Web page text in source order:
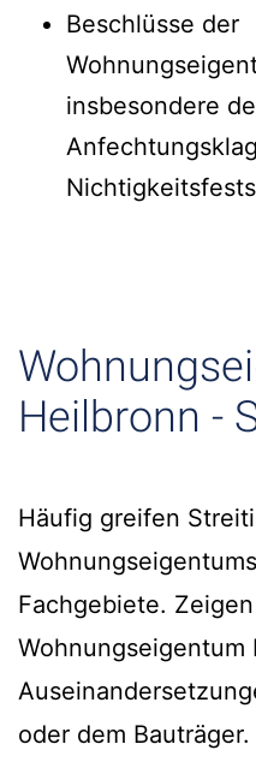
Beschlüsse der
insbesondere
Heilbronn -
Häufig greifen
Fachgebiete.
oder dem